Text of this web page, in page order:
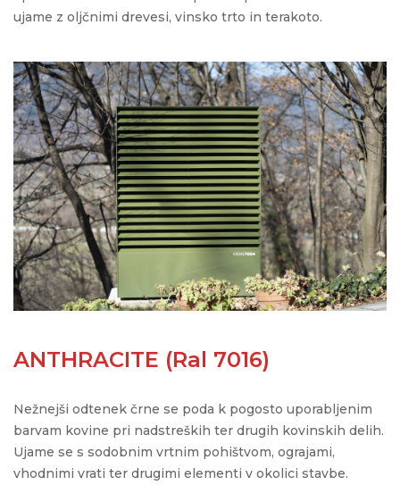
ujame z oljčnimi drevesi, vinsko trto in terakoto.
ANTHRACITE (Ral 7016)
Nežnejši odtenek črne se poda k pogosto uporabljenim
barvam kovine pri nadstreških ter drugih kovinskih delih.
Ujame se s sodobnim vrtnim pohištvom, ograjami,
vhodnimi vrati ter drugimi elementi v okolici stavbe.